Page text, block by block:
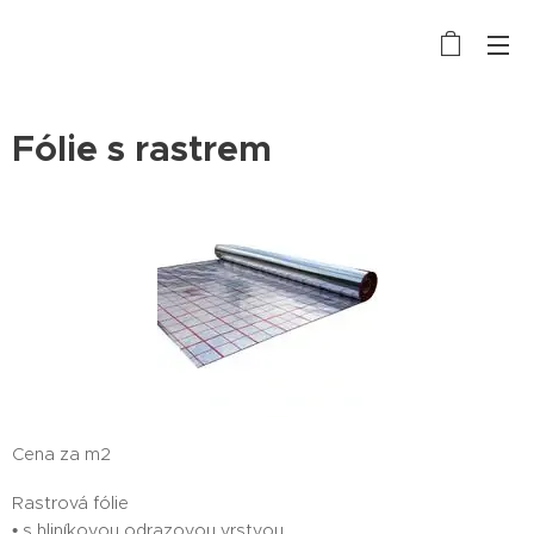
Fólie s rastrem
Cena za m2
Rastrová fólie